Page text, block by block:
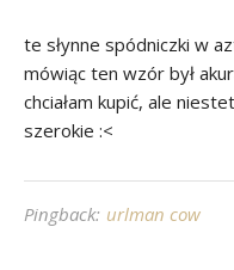
te słynne spódniczki w
mówiąc ten wzór był
chciałam kupić, ale
szerokie :<
Pingback: urlman cow